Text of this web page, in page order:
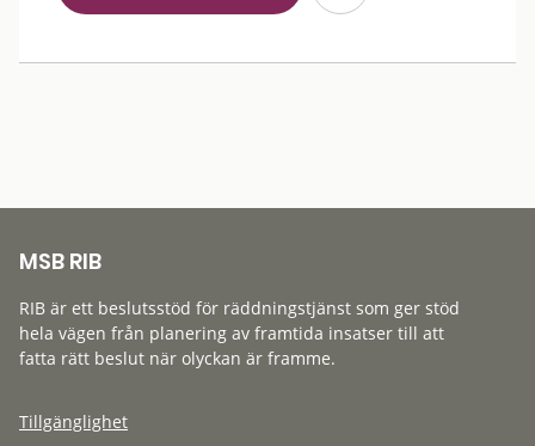
MSB RIB
RIB är ett beslutsstöd för räddningstjänst som ger stöd
hela vägen från planering av framtida insatser till att
fatta rätt beslut när olyckan är framme.
Tillgänglighet